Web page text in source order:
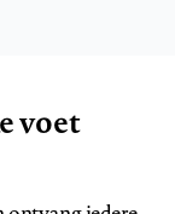
voet